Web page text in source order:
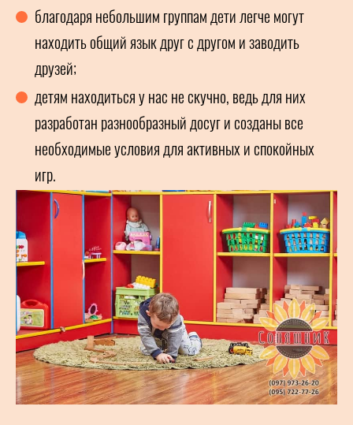
благодаря небольшим группам дети легче могут
находить общий язык друг с другом и заводить
друзей;
детям находиться у нас не скучно, ведь для них
разработан разнообразный досуг и созданы все
необходимые условия для активных и спокойных
игр.